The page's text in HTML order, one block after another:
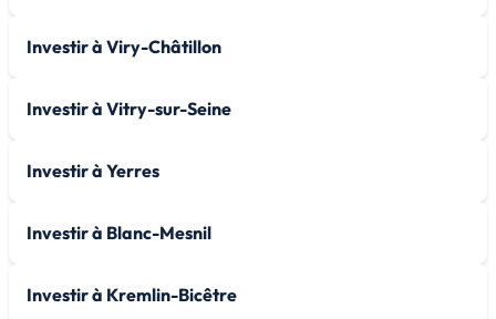
Investir à Viry-Châtillon
Investir à Vitry-sur-Seine
Investir à Yerres
Investir à Blanc-Mesnil
Investir à Kremlin-Bicêtre